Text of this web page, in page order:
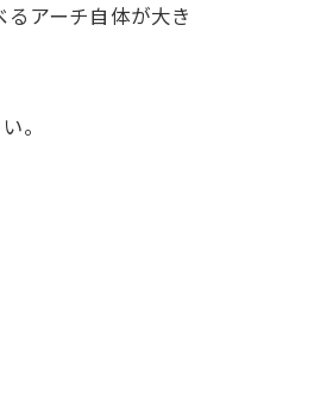
アーチ自体が大き
。